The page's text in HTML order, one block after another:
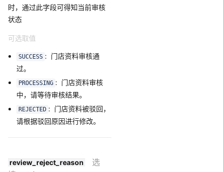
时，通过此字段可得知当前审核
状态
可选取值
SUCCESS : 门店资料审核通
过。
PROCESSING : 门店资料审核
中，请等待审核结果。
REJECTED : 门店资料被驳回，
请根据驳回原因进行修改。
review_reject_reason
选